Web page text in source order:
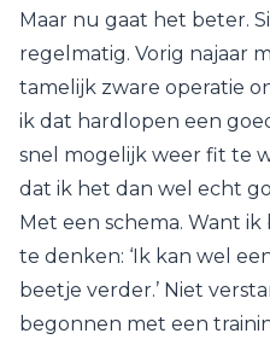
Maar nu gaat het beter.
regelmatig. Vorig najaar
tamelijk zware operatie
ik dat hardlopen een
snel mogelijk weer fit te
dat ik het dan wel echt
Met een schema. Want
te denken: ‘Ik kan wel
beetje verder.’ Niet
begonnen met een